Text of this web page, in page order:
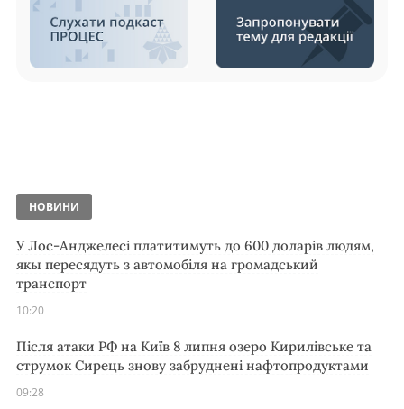
НОВИНИ
У Лос-Анджелесі платитимуть до 600 доларів людям,
якы пересядуть з автомобіля на громадський
транспорт
10:20
Після атаки РФ на Київ 8 липня озеро Кирилівське та
струмок Сирець знову забруднені нафтопродуктами
09:28